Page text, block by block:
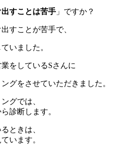
すことは苦手 」ですか？
すことが苦手で、
いました。
をしているSさんに
グをさせていただきました。
グでは、
診断します。
ときは、
います。